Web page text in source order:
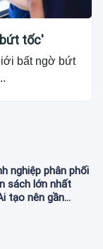
tốc'
bất ngờ bứt
nghiệp phân phối
sách lớn nhất
tạo nên gần